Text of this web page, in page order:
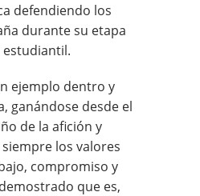
defendiendo los
durante su etapa
ejemplo dentro y
ganándose desde el
de la afición y
los valores
compromiso y
que es,